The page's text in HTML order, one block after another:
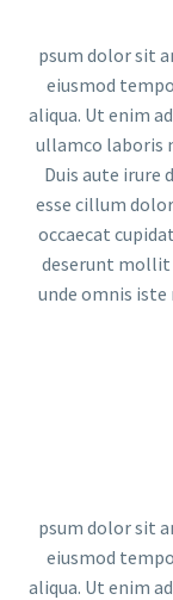
psum dolor sit
eiusmod
aliqua. Ut enim
ullamco laboris
Duis aute
esse cillum
occaecat
deserunt mollit
unde omnis
psum dolor sit
eiusmod
aliqua. Ut enim